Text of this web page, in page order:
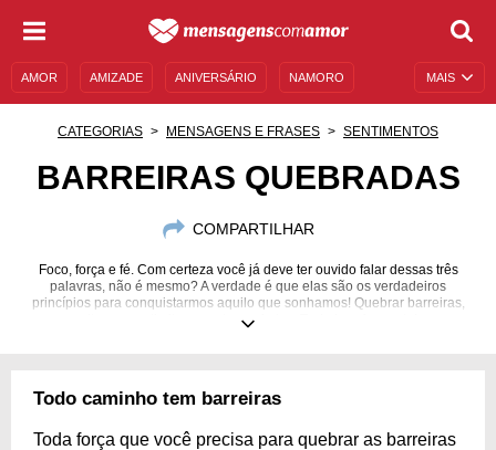
MAIS
AMOR AMIZADE ANIVERSÁRIO NAMORO
CATEGORIAS MENSAGENS E FRASES SENTIMENTOS
BARREIRAS QUEBRADAS
COMPARTILHAR
Foco, força e fé. Com certeza você já deve ter ouvido falar dessas três
palavras, não é mesmo? A verdade é que elas são os verdadeiros
princípios para conquistarmos aquilo que sonhamos! Quebrar barreiras,
ultrapassar limites, manter-se forte... Tudo isso faz parte!
Todo caminho tem barreiras
Toda força que você precisa para quebrar as barreiras